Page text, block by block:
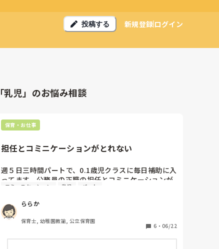
投稿する 新規登録ログイン
「乳児」のお悩み相談
保育・お仕事
担任とコミニケーションがとれない
週５日三時間パートで、0.1歳児クラスに毎日補助に入
ってます。公務員の正職の担任とコミニケーションが
うまくとれません。子供のことや、仕事の内容は、話
ケーションが苦手です。担任からみると、苦手でしょ
うか？
コミュニケーション 乳児 パート
ららか
保育士, 幼稚園教諭, 公立保育園
6 ・ 06/22